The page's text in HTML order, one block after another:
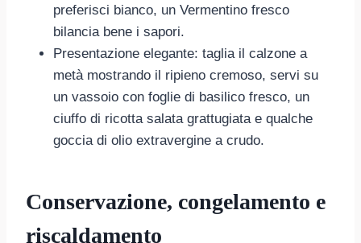
preferisci bianco, un Vermentino fresco
bilancia bene i sapori.
Presentazione elegante: taglia il calzone a
metà mostrando il ripieno cremoso, servi su
un vassoio con foglie di basilico fresco, un
ciuffo di ricotta salata grattugiata e qualche
goccia di olio extravergine a crudo.
Conservazione, congelamento e
riscaldamento